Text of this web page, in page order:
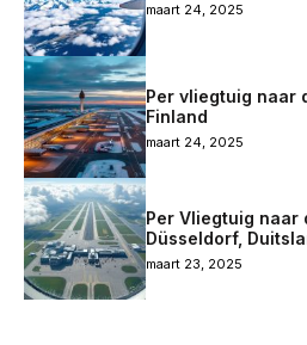
maart 24, 2025
Per vliegtuig naar
Finland
maart 24, 2025
Per Vliegtuig naar
Düsseldorf,
maart 23, 2025